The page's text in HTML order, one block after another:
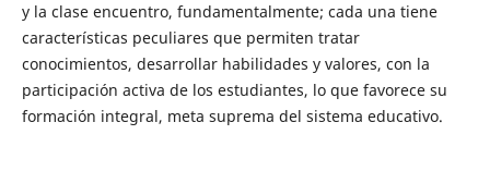
y la clase encuentro, fundamentalmente; cada una tiene
características peculiares que permiten tratar
conocimientos, desarrollar habilidades y valores, con la
participación activa de los estudiantes, lo que favorece su
formación integral, meta suprema del sistema educativo.